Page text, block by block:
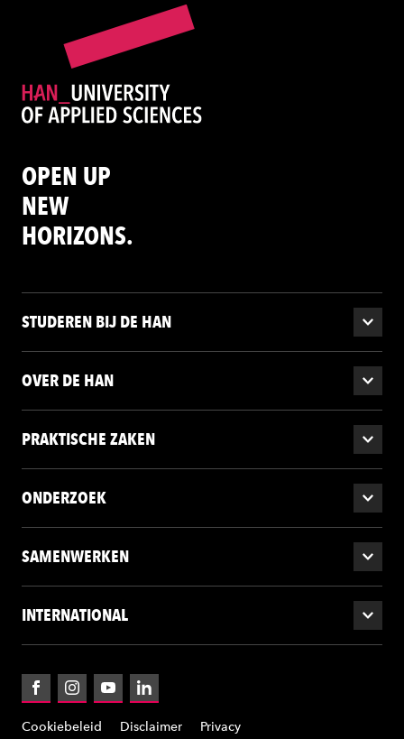
OPEN UP
NEW
HORIZONS.
STUDEREN BIJ DE HAN
OVER DE HAN
PRAKTISCHE ZAKEN
ONDERZOEK
SAMENWERKEN
INTERNATIONAL
FacebookInstagramYouTubeLinkedIn
Cookiebeleid Disclaimer Privacy